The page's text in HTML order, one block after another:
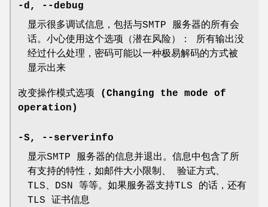
-d, --debug
显示很多调试信息，包括与SMTP 服务器的所有会
话。小心使用这个选项（潜在风险）： 所有输出没
经过什么处理，密码可能以一种极易解码的方式被
显示出来
改变操作模式选项 (Changing the mode of
operation)
-S, --serverinfo
显示SMTP 服务器的信息并退出。信息中包含了所
有支持的特性，如邮件大小限制、 验证方式、
TLS、DSN 等等。如果服务器支持TLS 的话，还有
TLS 证书信息